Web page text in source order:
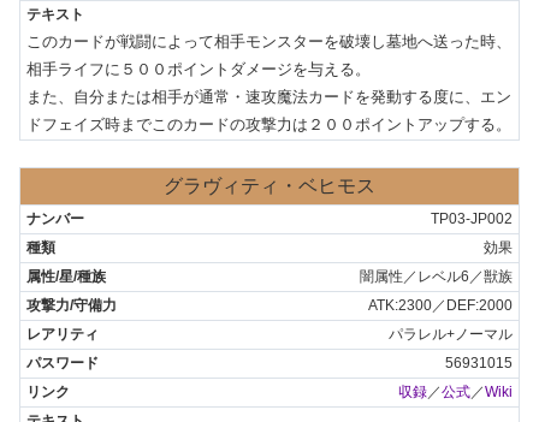
このカードが戦闘によって相手モンスターを破壊し墓地へ送った時、
相手ライフに５００ポイントダメージを与える。
また、自分または相手が通常・速攻魔法カードを発動する度に、エン
ドフェイズ時までこのカードの攻撃力は２００ポイントアップする。
グラヴィティ・ベヒモス
TP03-JP002
効果
闇属性／レベル6／獣族
ATK:2300／DEF:2000
パラレル+ノーマル
56931015
収録／公式／Wiki